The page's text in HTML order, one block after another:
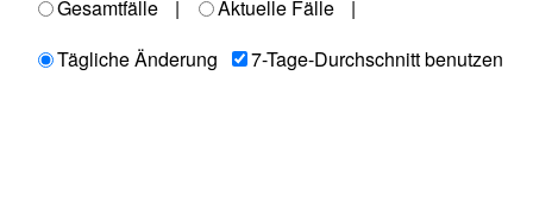
Gesamtfälle
| Aktuelle Fälle
|
Tägliche Änderung
7-Tage-Durchschnitt benutzen